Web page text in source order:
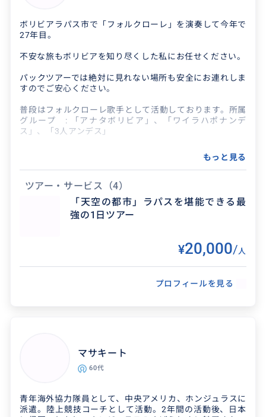
ボリビアラパス市で「フォルクローレ」を演奏して今年で
27年目。
不安な旅もボリビアを知り尽くした私にお任せください。
パックツアーでは絶対に見れない場所も安全にお連れしま
すのでご安心ください。
普段はフォルクローレ歌手として活動しております。所属
グループ : 「アナタボリビア」、「ワイラハポナンデ
ス」、「3人アンデス」
2012年には「世界で活躍し日本を発信する日本人」とし
て国家戦略大臣(当時)より表彰されました。(受賞者に新
お褒めいただきました。私の名前「秋元広行」で検索頂け
れば素性をお分かりいただけると思います。
通訳としてはこれまで、日本企業様の技術通訳としてウユ
て、キューバで撮影された映画「エルネスト」の撮影に同
行し、主演のオダギリジョーさんの通訳や美術通訳をいた
しました。2023年には森七菜さん主演の邦画「４月にな
れば君は」のウユニ塩湖での撮影に通訳として参加しまし
「ロスオルビダードス(Los Olvidados)」というカーニバ
ル専用グループにボーカルとして参加しております。
できます。
もっと見る
ツアー・サービス （4）
「天空の都市」ラパスを堪能できる最
強の1日ツアー
¥20,000/人
プロフィールを見る
マサキート
60代
青年海外協力隊員として、中央アメリカ、ホンジュラスに
派遣。陸上競技コーチとして活動。2年間の活動後、日本